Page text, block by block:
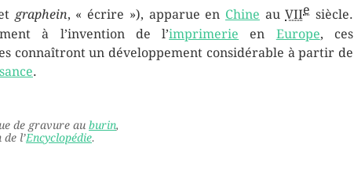
graphein, « écrire »), apparue en Chine auVIIe siècle.
à l’invention de l’imprimerie en Europe, ces
connaîtront un développement considérable à partir de
.
de gravure au burin,
l’Encyclopédie.